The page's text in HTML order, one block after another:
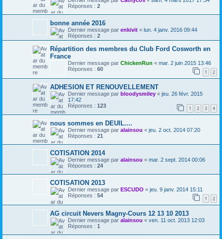
Réponses : 2
bonne année 2016
Dernier message par enkivit « lun. 4 janv. 2016 09:44
Réponses : 2
Répartition des membres du Club Ford Cosworth en
France
Dernier message par ChickenRun « mar. 2 juin 2015 13:46
Réponses : 60 1 2
ADHESION ET RENOUVELLEMENT
Dernier message par bloodysmiley « jeu. 26 févr. 2015
17:42
Réponses : 123 1 2 3 4
nous sommes en DEUIL....
Dernier message par alainsou « jeu. 2 oct. 2014 07:20
Réponses : 21
COTISATION 2014
Dernier message par alainsou « mar. 2 sept. 2014 00:06
Réponses : 24
COTISATION 2013
Dernier message par ESCUDO « jeu. 9 janv. 2014 15:11
Réponses : 54 1 2
AG circuit Nevers Magny-Cours 12 13 10 2013
Dernier message par alainsou « ven. 11 oct. 2013 12:03
Réponses : 1